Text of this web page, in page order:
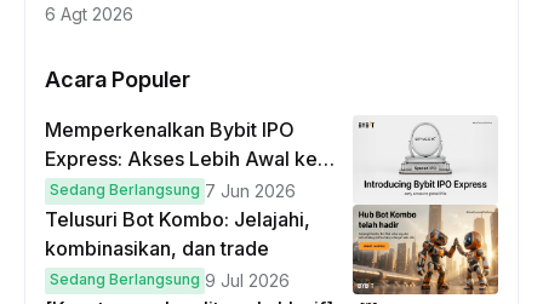
6 Agt 2026
Acara Populer
Memperkenalkan Bybit IPO
Express: Akses Lebih Awal ke
IPO Global!
Sedang Berlangsung 7 Jun 2026
Telusuri Bot Kombo: Jelajahi,
kombinasikan, dan trade
Sedang Berlangsung 9 Jul 2026